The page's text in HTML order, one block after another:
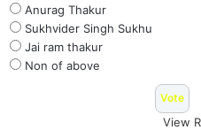
Anurag Thakur
Sukhvider Singh Sukhu
Jai ram thakur
Non of above
View